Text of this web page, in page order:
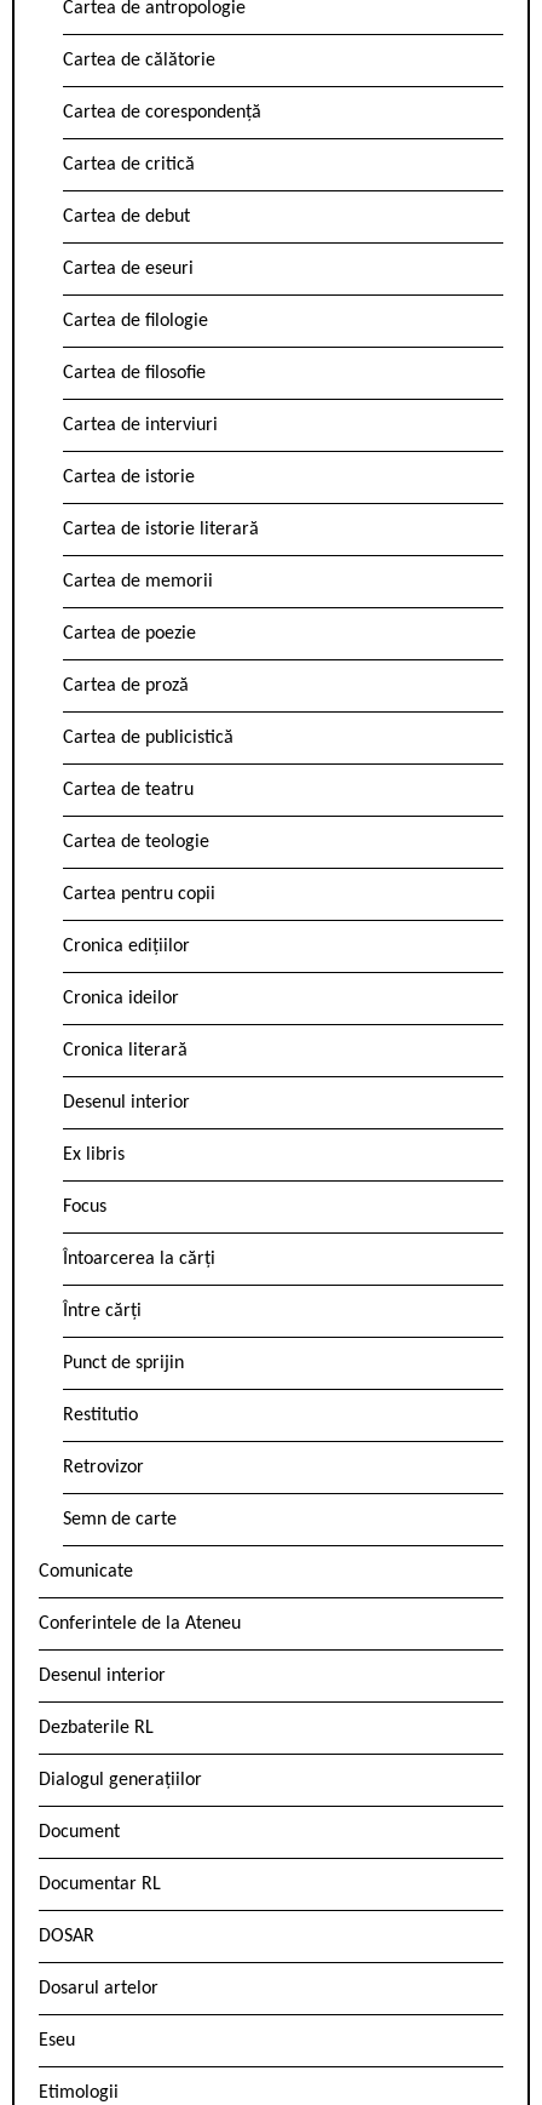
Cartea de antropologie
Cartea de călătorie
Cartea de corespondență
Cartea de critică
Cartea de debut
Cartea de eseuri
Cartea de filologie
Cartea de filosofie
Cartea de interviuri
Cartea de istorie
Cartea de istorie literară
Cartea de memorii
Cartea de poezie
Cartea de proză
Cartea de publicistică
Cartea de teatru
Cartea de teologie
Cartea pentru copii
Cronica edițiilor
Cronica ideilor
Cronica literară
Desenul interior
Ex libris
Focus
Întoarcerea la cărți
Între cărți
Punct de sprijin
Restitutio
Retrovizor
Semn de carte
Comunicate
Conferintele de la Ateneu
Desenul interior
Dezbaterile RL
Dialogul generațiilor
Document
Documentar RL
DOSAR
Dosarul artelor
Eseu
Etimologii